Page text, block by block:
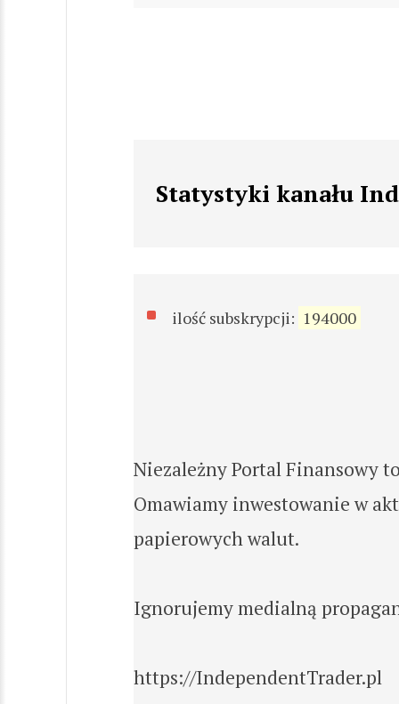
Statystyki kanału
ilość subskrypcji: 194000
Niezależny Portal Finansowy
Omawiamy inwestowanie w
papierowych walut.
Ignorujemy medialną
https://IndependentTrader.pl